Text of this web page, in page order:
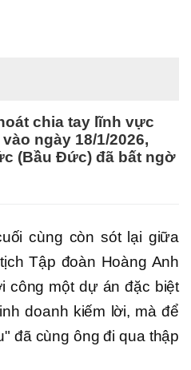
chia tay lĩnh vực
ngày 18/1/2026,
(Bầu Đức) đã bất ngờ
cùng còn sót lại giữa
Tập đoàn Hoàng Anh
công một dự án đặc biệt
doanh kiếm lời, mà để
đã cùng ông đi qua thập